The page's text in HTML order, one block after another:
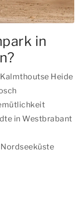
in
Heide
in Westbrabant